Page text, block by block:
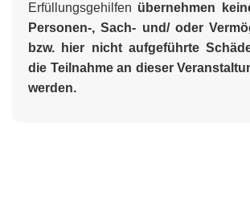
Erfüllungsgehilfen übernehmen
Personen-, Sach- und/ oder
bzw. hier nicht aufgeführte
die Teilnahme an dieser
werden.